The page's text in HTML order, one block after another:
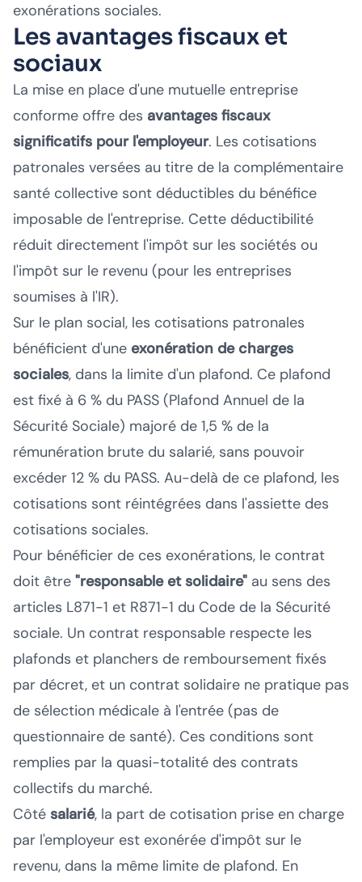
exonérations sociales.
Les avantages fiscaux et
sociaux
La mise en place d'une mutuelle entreprise
conforme offre des avantages fiscaux
significatifs pour l'employeur. Les cotisations
patronales versées au titre de la complémentaire
santé collective sont déductibles du bénéfice
imposable de l'entreprise. Cette déductibilité
réduit directement l'impôt sur les sociétés ou
l'impôt sur le revenu (pour les entreprises
soumises à l'IR).
Sur le plan social, les cotisations patronales
bénéficient d'une exonération de charges
sociales, dans la limite d'un plafond. Ce plafond
est fixé à 6 % du PASS (Plafond Annuel de la
Sécurité Sociale) majoré de 1,5 % de la
rémunération brute du salarié, sans pouvoir
excéder 12 % du PASS. Au-delà de ce plafond, les
cotisations sont réintégrées dans l'assiette des
cotisations sociales.
Pour bénéficier de ces exonérations, le contrat
doit être "responsable et solidaire" au sens des
articles L871-1 et R871-1 du Code de la Sécurité
sociale. Un contrat responsable respecte les
plafonds et planchers de remboursement fixés
par décret, et un contrat solidaire ne pratique pas
de sélection médicale à l'entrée (pas de
questionnaire de santé). Ces conditions sont
remplies par la quasi-totalité des contrats
collectifs du marché.
Côté salarié, la part de cotisation prise en charge
par l'employeur est exonérée d'impôt sur le
revenu, dans la même limite de plafond. En